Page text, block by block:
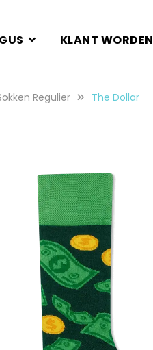
KLANT WORDEN
Regulier The Dollar